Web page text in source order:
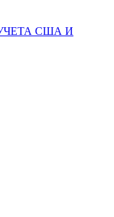
США И